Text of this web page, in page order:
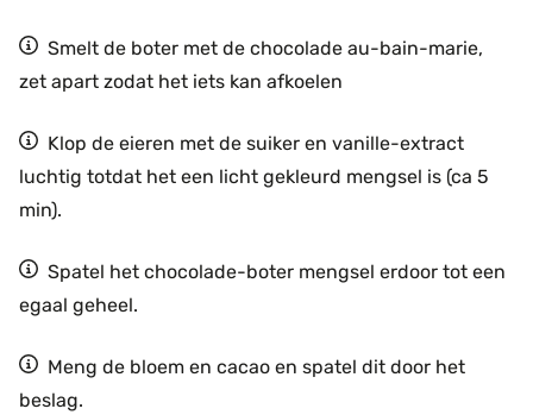
Smelt de boter met de chocolade au-bain-marie,
zet apart zodat het iets kan afkoelen
Klop de eieren met de suiker en vanille-extract
luchtig totdat het een licht gekleurd mengsel is (ca 5
min).
Spatel het chocolade-boter mengsel erdoor tot een
egaal geheel.
Meng de bloem en cacao en spatel dit door het
beslag.